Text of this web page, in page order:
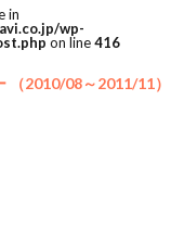
in
wp-
on line416
（2010/08～2011/11）